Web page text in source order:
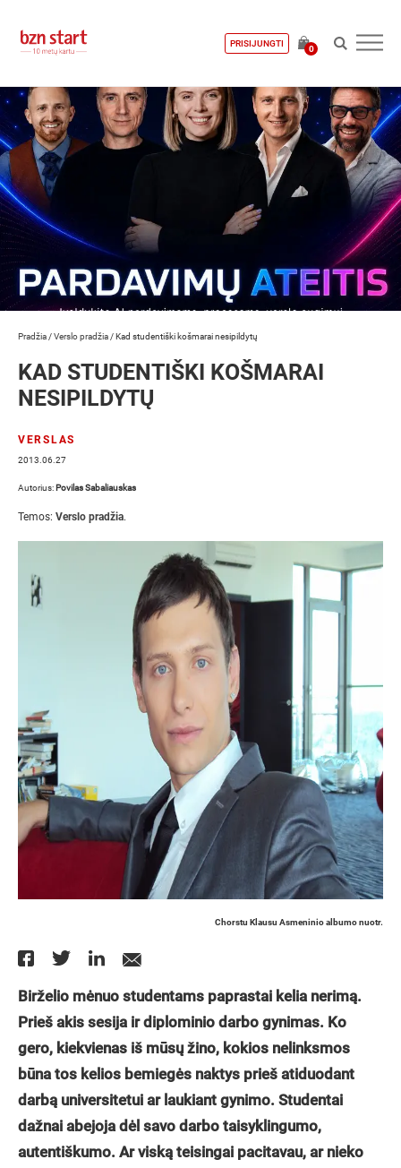
PRISIJUNGTI
0
Pradžia /Verslo pradžia /Kad studentiški košmarai nesipildytų
KAD STUDENTIŠKI KOŠMARAI
NESIPILDYTŲ
VERSLAS
2013.06.27
Autorius: Povilas Sabaliauskas
Temos: Verslo pradžia.
Chorstu Klausu Asmeninio albumo nuotr.
Birželio mėnuo studentams paprastai kelia nerimą.
Prieš akis sesija ir diplominio darbo gynimas. Ko
gero, kiekvienas iš mūsų žino, kokios nelinksmos
būna tos kelios bemiegės naktys prieš atiduodant
darbą universitetui ar laukiant gynimo. Studentai
dažnai abejoja dėl savo darbo taisyklingumo,
autentiškumo. Ar viską teisingai pacitavau, ar nieko